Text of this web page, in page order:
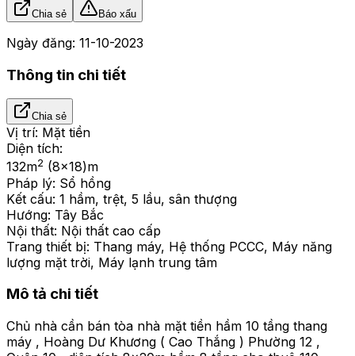
Chia sẻ Báo xấu
Ngày đăng: 11-10-2023
Thông tin chi tiết
Chia sẻ
Vị trí: Mặt tiền
Diện tích:
132m2 (8x18)m
Pháp lý: Sổ hồng
Kết cấu: 1 hầm, trệt, 5 lầu, sân thượng
Hướng: Tây Bắc
Nội thất: Nội thất cao cấp
Trang thiết bị: Thang máy, Hệ thống PCCC, Máy năng
lượng mặt trời, Máy lạnh trung tâm
Mô tả chi tiết
Chủ nhà cần bán tòa nhà mặt tiền hầm 10 tầng thang
máy , Hoàng Dư Khương ( Cao Thắng ) Phường 12 ,